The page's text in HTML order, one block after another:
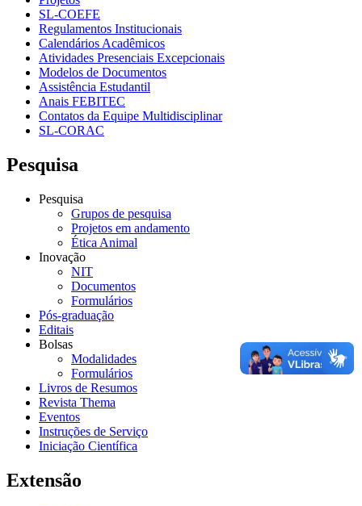
SL-COEFE
Regulamentos Institucionais
Calendários Acadêmicos
Atividades Presenciais Excepcionais
Modelos de Documentos
Assistência Estudantil
Anais FEBITEC
Contatos da Equipe Multidisciplinar
SL-CORAC
Pesquisa
Pesquisa
Grupos de pesquisa
Projetos em andamento
Ética Animal
Inovação
NIT
Documentos
Formulários
Pós-graduação
Editais
Bolsas
Modalidades
Formulários
Livros de Resumos
Revista Thema
Eventos
Instruções de Serviço
Iniciação Científica
Extensão